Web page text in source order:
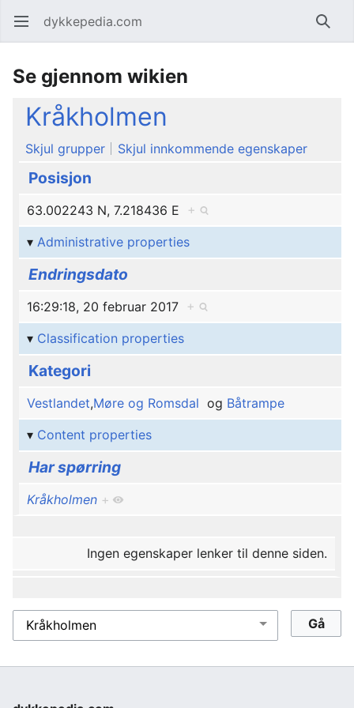
Åpne hovedmenyen dykkepedia.com Søk
Se gjennom wikien
Kråkholmen
Skjul grupper Skjul innkommende egenskaper
Posisjon
63.002243 N, 7.218436 E +
Administrative properties
Endringsdato
16:29:18, 20 februar 2017 +
Classification properties
Kategori
Vestlandet,Møre og Romsdal og Båtrampe
Content properties
Har spørring
Kråkholmen +
Ingen egenskaper lenker til denne siden.